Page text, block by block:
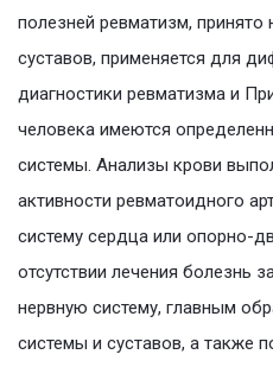
полезней ревматизм, принято
суставов, применяется для
диагностики ревматизма и
человека имеются
системы. Анализы крови
активности ревматоидного
систему сердца или опорно-
отсутствии лечения болезнь
нервную систему, главным
системы и суставов, а также